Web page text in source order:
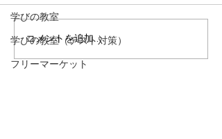
学びの教室
学びの教室（テスト対策）
フリーマーケット
コメントを追加…